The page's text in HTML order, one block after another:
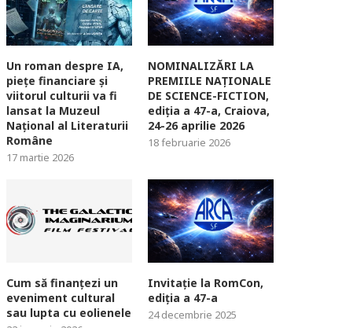
Un roman despre IA,
piețe financiare și
viitorul culturii va fi
lansat la Muzeul
Național al Literaturii
Române
17 martie 2026
NOMINALIZĂRI LA
PREMIILE NAȚIONALE
DE SCIENCE-FICTION,
ediția a 47-a, Craiova,
24-26 aprilie 2026
18 februarie 2026
Cum să finanțezi un
eveniment cultural
sau lupta cu eolienele
Invitație la RomCon,
ediția a 47-a
24 decembrie 2025